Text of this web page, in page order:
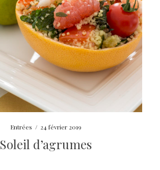
Entrées / 24 février 2019
Soleil d’agrumes